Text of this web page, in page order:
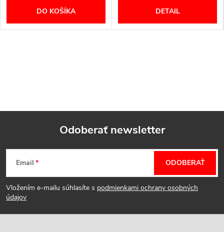
DO KOŠÍKA DETAIL
Z
á
p
Odoberať newsletter
Email
Vložením e-mailu súhlasíte s podmienkami ochrany osobných
údajov
ODOBERAŤ